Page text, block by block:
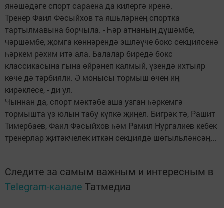
янәшәдәге спорт сараена да килергә иренә.
Тренер Фаил Фәсыйхов та яшьләрнең спортка
тартылмавына борчыла. - Һәр атнаның дүшәмбе,
чәршәмбе, җомга көннәрендә эшләүче бокс секциясенә
һәркем рәхим итә ала. Балалар биредә бокс
классикасына гына өйрәнеп калмый, үзендә ихтыяр
көче дә тәрбияли. Ә монысы тормыш өчен иң
кирәклесе, - ди ул.
Чыннан да, спорт мәктәбе аша узган һәркемгә
тормышта үз юлын табу күпкә җиңел. Бигрәк тә, Рашит
Тимербаев, Фаил Фәсыйхов һәм Рамил Нургалиев кебек
тренерлар җитәкчелек иткән секциядә шөгыльләнсәң...
Следите за самым важным и интересным в
Telegram-канале Татмедиа